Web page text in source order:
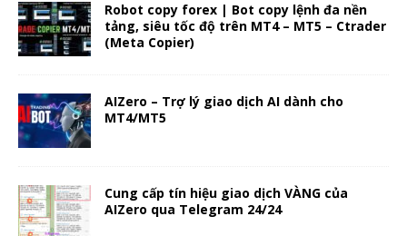
Robot copy forex | Bot copy lệnh đa nền
tảng, siêu tốc độ trên MT4 – MT5 – Ctrader
(Meta Copier)
AIZero – Trợ lý giao dịch AI dành cho
MT4/MT5
Cung cấp tín hiệu giao dịch VÀNG của
AIZero qua Telegram 24/24